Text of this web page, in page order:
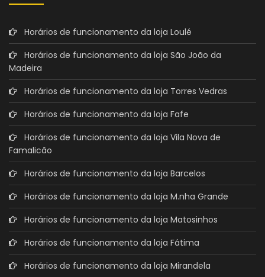
Horários de funcionamento da loja Loulé
Horários de funcionamento da loja São João da
Madeira
Horários de funcionamento da loja Torres Vedras
Horários de funcionamento da loja Fafe
Horários de funcionamento da loja Vila Nova de
Famalicão
Horários de funcionamento da loja Barcelos
Horários de funcionamento da loja M.nha Grande
Horários de funcionamento da loja Matosinhos
Horários de funcionamento da loja Fátima
Horários de funcionamento da loja Mirandela